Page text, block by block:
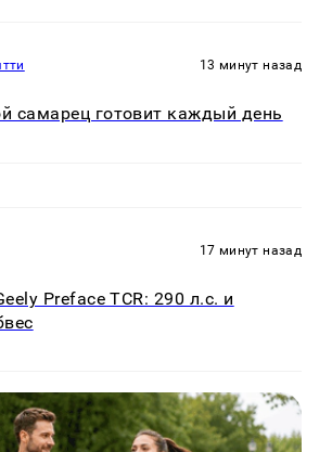
13 минут назад
самарец готовит каждый день
17 минут назад
Preface TCR: 290 л.с. и